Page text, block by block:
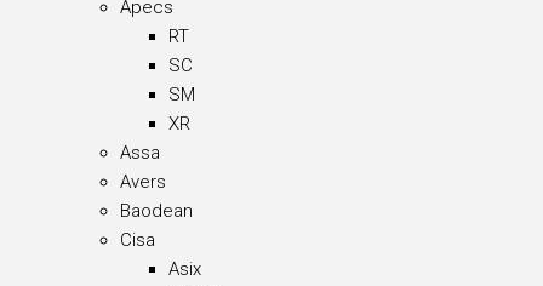
Apecs
RT
SC
SM
XR
Assa
Avers
Baodean
Cisa
Asix